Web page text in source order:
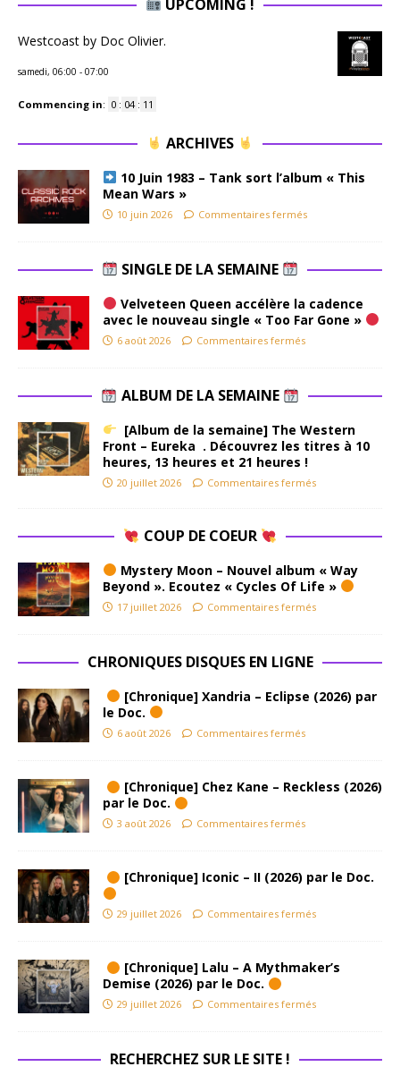
UPCOMING !
Westcoast by Doc Olivier.
samedi, 06:00 - 07:00
Commencing in: 0 : 04 : 10
ARCHIVES
10 Juin 1983 – Tank sort l’album « This
Mean Wars »
10 juin 2026 Commentaires fermés
SINGLE DE LA SEMAINE
Velveteen Queen accélère la cadence
avec le nouveau single « Too Far Gone »
6 août 2026 Commentaires fermés
ALBUM DE LA SEMAINE
[Album de la semaine] The Western
Front – Eureka . Découvrez les titres à 10
heures, 13 heures et 21 heures !
20 juillet 2026 Commentaires fermés
COUP DE COEUR
Mystery Moon – Nouvel album « Way
Beyond ». Ecoutez « Cycles Of Life »
17 juillet 2026 Commentaires fermés
CHRONIQUES DISQUES EN LIGNE
[Chronique] Xandria – Eclipse (2026) par
le Doc.
6 août 2026 Commentaires fermés
[Chronique] Chez Kane – Reckless (2026)
par le Doc.
3 août 2026 Commentaires fermés
[Chronique] Iconic – II (2026) par le Doc.
29 juillet 2026 Commentaires fermés
[Chronique] Lalu – A Mythmaker’s
Demise (2026) par le Doc.
29 juillet 2026 Commentaires fermés
RECHERCHEZ SUR LE SITE !